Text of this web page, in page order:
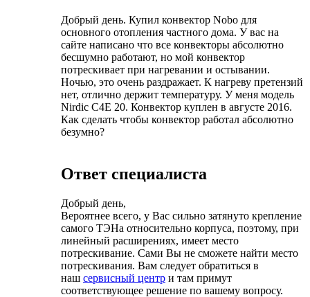
Добрый день. Купил конвектор Nobo для
основного отопления частного дома. У вас на
сайте написано что все конвекторы абсолютно
бесшумно работают, но мой конвектор
потрескивает при нагревании и остывании.
Ночью, это очень раздражает. К нагреву претензий
нет, отлично держит температуру. У меня модель
Nirdic C4E 20. Конвектор куплен в августе 2016.
Как сделать чтобы конвектор работал абсолютно
безумно?
Ответ специалиста
Добрый день,
Вероятнее всего, у Вас сильно затянуто крепление
самого ТЭНа относительно корпуса, поэтому, при
линейный расширениях, имеет место
потрескивание. Сами Вы не сможете найти место
потрескивания. Вам следует обратиться в
наш сервисный центр и там примут
соответствующее решение по вашему вопросу.